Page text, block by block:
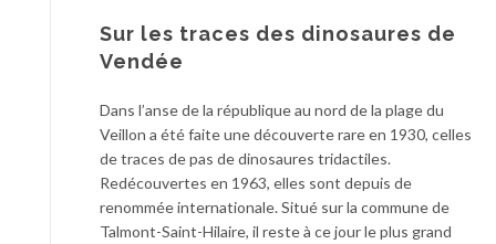
Sur les traces des dinosaures de
Vendée
Dans l’anse de la république au nord de la plage du
Veillon a été faite une découverte rare en 1930, celles
de traces de pas de dinosaures tridactiles.
Redécouvertes en 1963, elles sont depuis de
renommée internationale. Situé sur la commune de
Talmont-Saint-Hilaire, il reste à ce jour le plus grand